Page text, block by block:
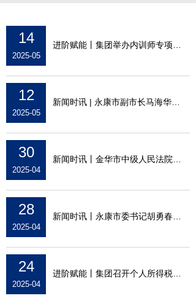
14
2025-05
进阶赋能丨集团举办内训师专项培训
12
2025-05
新闻时讯 | 永康市副市长马海华调研集
30
2025-04
新闻时讯丨金华市中级人民法院党组
28
2025-04
新闻时讯丨永康市委书记胡勇春到集
24
2025-04
进阶赋能丨集团召开个人所得税汇算